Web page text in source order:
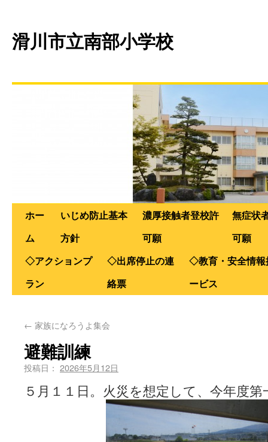
滑川市立南部小学校
ホー
ム
いじめ防止基本
方針
濃厚接触者登校許
可願
無症状
可願
◇アクションプ
ラン
◇出席停止の連
絡票
◇教育・安全情報
ービス
← 家族になろうよ集会
避難訓練
投稿日： 2026年5月12日
５月１１日。火災を想定して、今年度